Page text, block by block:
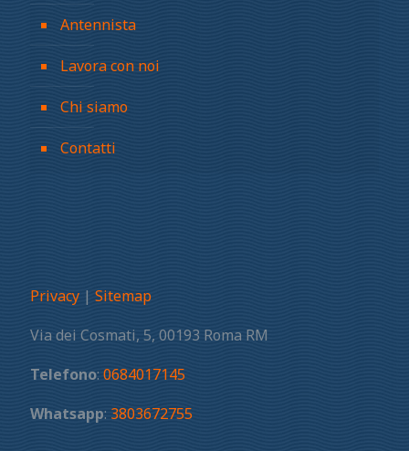
Antennista
Lavora con noi
Chi siamo
Contatti
Privacy | Sitemap
Via dei Cosmati, 5, 00193 Roma RM
Telefono: 0684017145
Whatsapp: 3803672755